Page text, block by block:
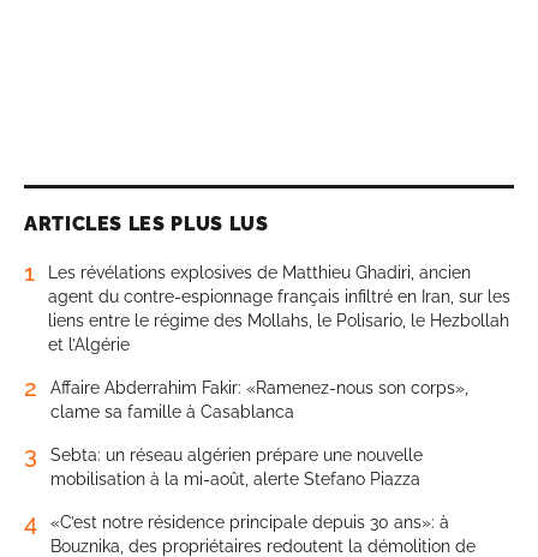
ARTICLES LES PLUS LUS
1
Les révélations explosives de Matthieu Ghadiri, ancien
agent du contre-espionnage français infiltré en Iran, sur les
liens entre le régime des Mollahs, le Polisario, le Hezbollah
et l’Algérie
2
Affaire Abderrahim Fakir: «Ramenez-nous son corps»,
clame sa famille à Casablanca
3
Sebta: un réseau algérien prépare une nouvelle
mobilisation à la mi-août, alerte Stefano Piazza
4
«C’est notre résidence principale depuis 30 ans»: à
Bouznika, des propriétaires redoutent la démolition de